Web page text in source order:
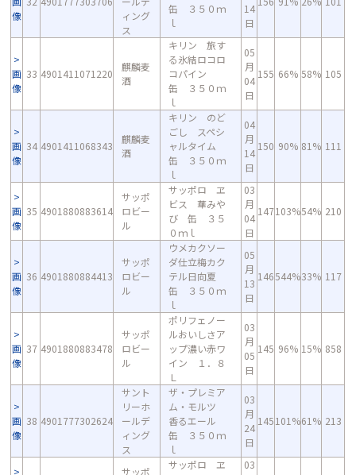
像
ィング
ス
缶 ３５０ｍ
ｌ
14
日
画
像
33 4901411071220
麒麟麦
酒
キリン 旅す
る氷結ロコロ
コパイン
缶 ３５０ｍ
ｌ
05
月
04
日
155 66% 58% 105
画
像
34 4901411068343
麒麟麦
酒
キリン のど
ごし スペシ
ャルタイム
缶 ３５０ｍ
ｌ
04
月
14
日
150 90% 81% 111
画
像
35 4901880883614
サッポ
ロビー
ル
サッポロ ヱ
ビス 華みや
び 缶 ３５
０ｍｌ
03
月
04
日
147103%54% 210
画
像
36 4901880884413
サッポ
ロビー
ル
ウメカクソー
ダ仕立梅カク
テル日向夏
缶 ３５０ｍ
ｌ
05
月
13
日
146544%33% 117
画
像
37 4901880883478
サッポ
ロビー
ル
ポリフェノー
ルおいしさア
ップ濃い赤ワ
イン １．８
Ｌ
03
月
05
日
145 96% 15% 858
画
像
38 4901777302624
サント
リーホ
ールデ
ィング
ス
ザ・プレミア
ム・モルツ
香るエール
缶 ３５０ｍ
ｌ
03
月
24
日
145101%61% 213
サッポ
サッポロ ヱ
03